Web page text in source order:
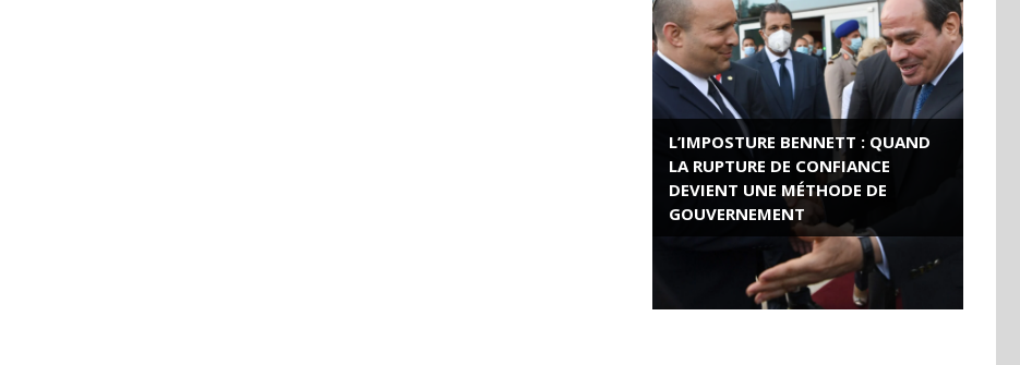
L’IMPOSTURE BENNETT : QUAND
LA RUPTURE DE CONFIANCE
DEVIENT UNE MÉTHODE DE
GOUVERNEMENT
ROSE VALLAND, HEROÏNE DE LA
RESISTANCE FRANÇAISE